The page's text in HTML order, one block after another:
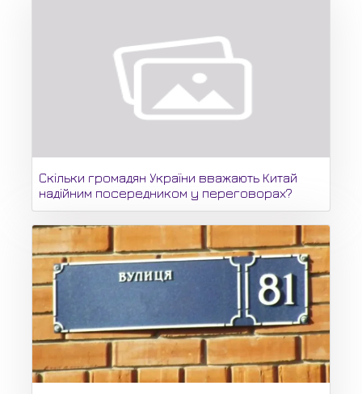
Скільки громадян України вважають Китай
надійним посередником у переговорах?